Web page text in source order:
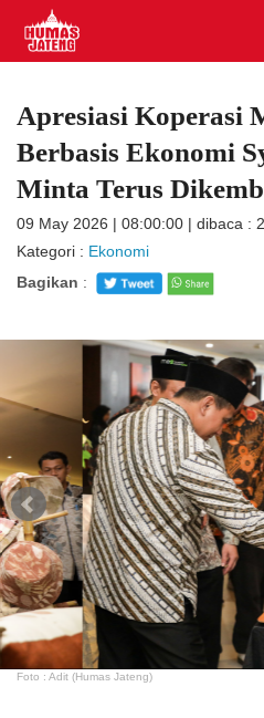
Apresiasi Koperasi
Berbasis Ekonomi
Minta Terus
09 May 2026 | 08:00:00 | dibaca :
Kategori : Ekonomi
Bagikan :
Foto : Adit (Humas Jateng)